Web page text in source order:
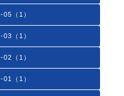
05（1）
03（1）
02（1）
01（1）